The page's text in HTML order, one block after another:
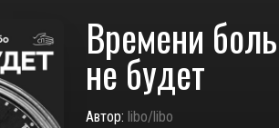
Времени
не будет
Автор: libo/libo